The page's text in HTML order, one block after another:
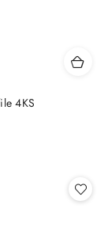
4KS